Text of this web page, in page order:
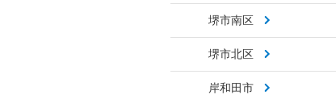
堺市南区
堺市北区
岸和田市